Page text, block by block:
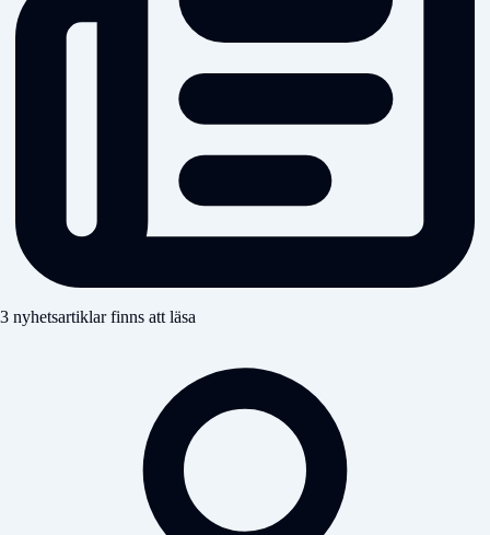
3 nyhetsartiklar finns att läsa